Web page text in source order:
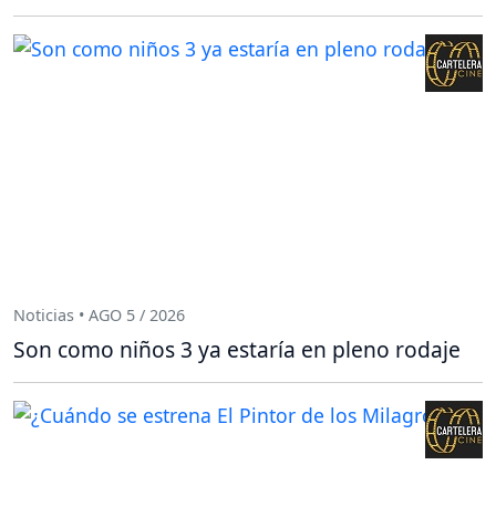
Noticias • AGO 5 / 2026
Son como niños 3 ya estaría en pleno rodaje